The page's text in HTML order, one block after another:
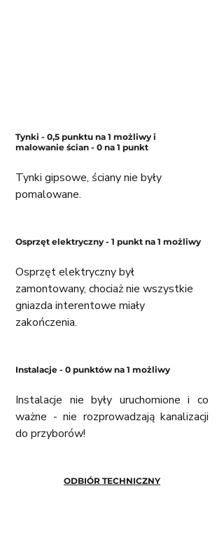
Tynki - 0,5 punktu na 1 możliwy i
malowanie ścian - 0 na 1 punkt
Tynki gipsowe, ściany nie były
pomalowane.
Osprzęt elektryczny - 1 punkt na 1 możliwy
Osprzęt elektryczny był
zamontowany, chociaż nie wszystkie
gniazda interentowe miały
zakończenia.
Instalacje - 0 punktów na 1 możliwy
Instalacje nie były uruchomione i co
ważne - nie rozprowadzają kanalizacji
do przyborów!
ODBIÓR TECHNICZNY